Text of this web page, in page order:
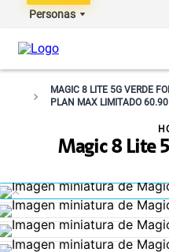
Personas
MAGIC 8 LITE 5G VERDE
PLAN MAX LIMITADO
Magic 8 Lite